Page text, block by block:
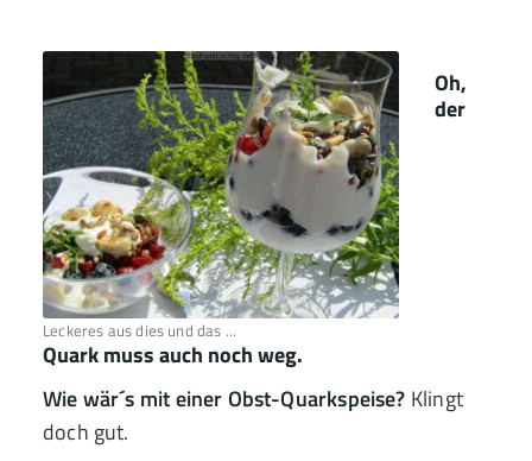
Leckeres aus dies und das ...
Oh,
der
Quark muss auch noch weg.
Wie wär´s mit einer Obst-Quarkspeise? Klingt
doch gut.